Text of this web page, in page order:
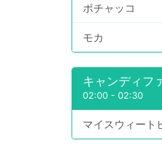
ポチャッコ
モカ
キャンディフ
02:00 - 02:30
マイスウィート